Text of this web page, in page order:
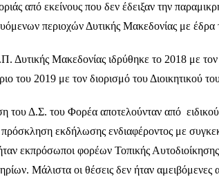
από εκείνους που δεν έδειξαν την
περιοχών Δυτικής Μακεδονίας με έδρα
Μακεδονίας ιδρύθηκε το 2018 με τον
του 2019 με τον διορισμό του
του Δ.Σ. του Φορέα αποτελούνταν από
εκδήλωσης ενδιαφέροντος με
εκπρόσωποι φορέων Τοπικής
Μάλιστα οι θέσεις δεν ήταν